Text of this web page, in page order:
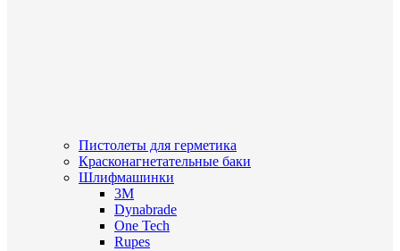
Пистолеты для герметика
Красконагнетательные баки
Шлифмашинки
3M
Dynabrade
One Tech
Rupes